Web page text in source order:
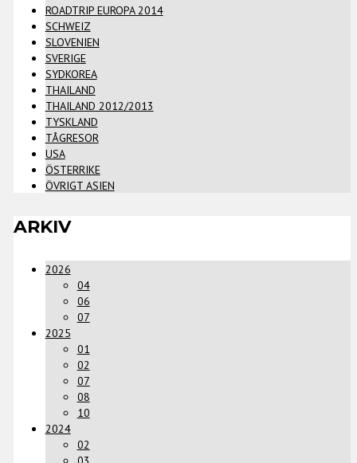
ROADTRIP EUROPA 2014
SCHWEIZ
SLOVENIEN
SVERIGE
SYDKOREA
THAILAND
THAILAND 2012/2013
TYSKLAND
TÅGRESOR
USA
ÖSTERRIKE
ÖVRIGT ASIEN
ARKIV
2026
04
06
07
2025
01
02
07
08
10
2024
02